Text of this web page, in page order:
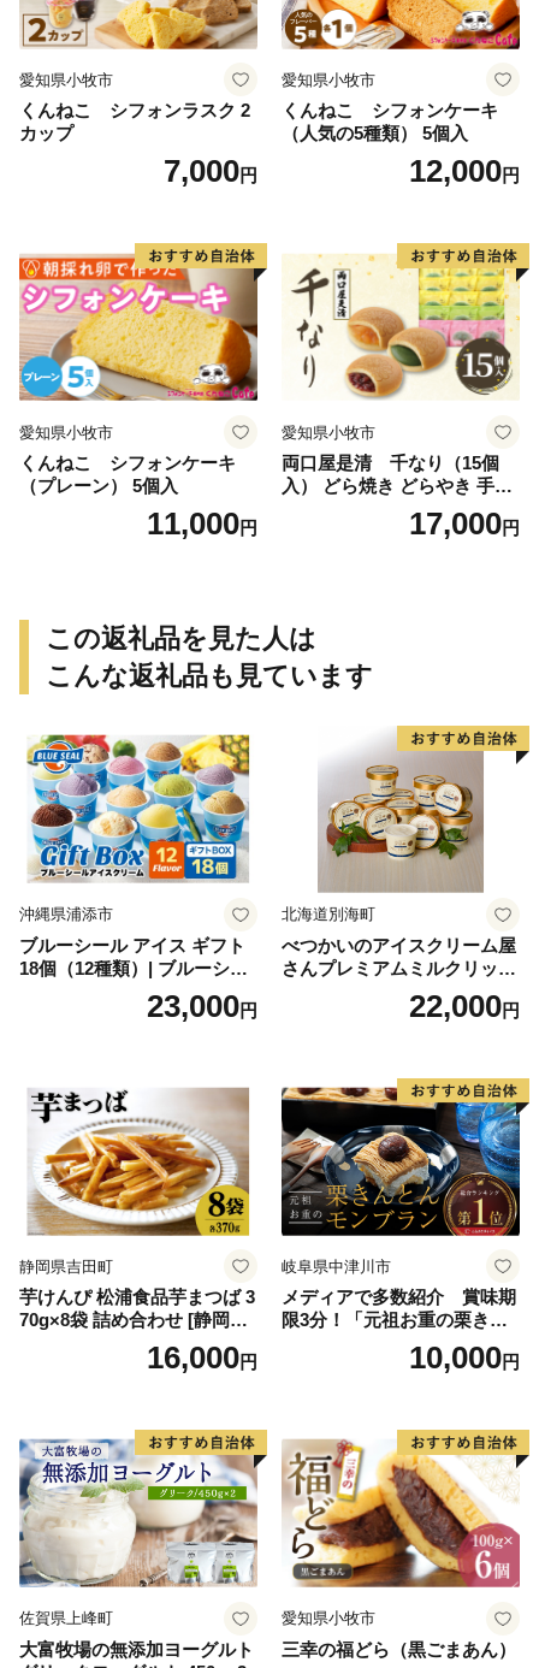
愛知県小牧市
くんねこ シフォンラスク 2
カップ
7,000円
愛知県小牧市
くんねこ シフォンケーキ
（人気の5種類） 5個入
12,000円
愛知県小牧市
くんねこ シフォンケーキ
（プレーン） 5個入
11,000円
愛知県小牧市
両口屋是清 千なり（15個
入） どら焼き どらやき 手土
産 お土産 土産 丹波大納言小
豆 抹茶 林檎 りんご 慶事 お
17,000円
この返礼品を見た人は
こんな返礼品も見ています
沖縄県浦添市
ブルーシール アイス ギフト
18個（12種類）| ブルーシー
ルアイス ブルーシールアイ
スクリーム 着日指定可能 送
誕生日 カップ 詰め合わせ バ
ラエティ | バニラ チョコレー
ト ストロベリー ピスタチオ
バニラ＆クッキー ウベ 沖縄
紅イモ 塩ちんすこう 沖縄シ
ークヮーサー 沖縄黒糖 琉球
ロイヤルミルクティ 沖縄パ
イン
23,000円
北海道別海町
べつかいのアイスクリーム屋
さんプレミアムミルクリッチ
12個（AP-01）（ 北海道アイ
ス 北海道産アイス アイス ア
道産アイス 道産アイスクリ
ーム ギフト 詰合せ 詰め合わ
せ ふるさと納税 ）
22,000円
静岡県吉田町
芋けんぴ 松浦食品芋まつば 3
70g×8袋 詰め合わせ [静岡伊
勢丹(松浦食品) 静岡県 吉田町
22424274] 芋ケンピ セット
16,000円
岐阜県中津川市
メディアで多数紹介 賞味期
限3分！「元祖お重の栗きん
とんモンブラン」 【未来の
ご褒美】スイーツ 栗 モンブ
子 菓子 F4N-2298
10,000円
佐賀県上峰町
大富牧場の無添加ヨーグルト
愛知県小牧市
三幸の福どら（黒ごまあん）